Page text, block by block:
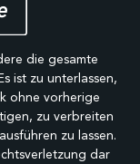
die gesamte
ist zu unterlassen,
ohne vorherige
zu verbreiten
zu lassen.
dar